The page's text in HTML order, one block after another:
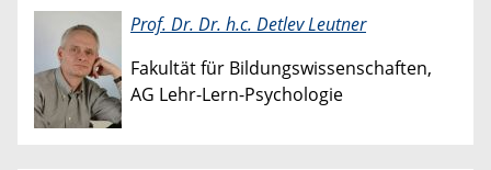
Prof. Dr. Dr. h.c. Detlev Leutner
Fakultät für Bildungswissenschaften,
AG Lehr-Lern-Psychologie